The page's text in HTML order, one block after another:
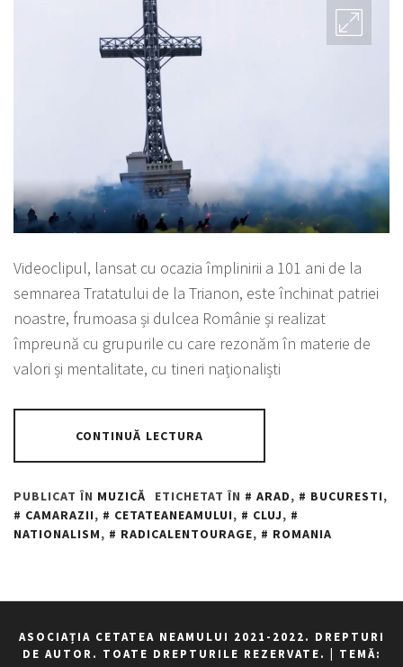
Videoclipul, lansat cu ocazia împlinirii a 101 ani de la
semnarea Tratatului de la Trianon, este închinat patriei
noastre, frumoasa și dulcea Românie și realizat
împreună cu grupurile cu care rezonăm în materie de
valori și mentalitate, cu tineri naționaliști
CONTINUĂ LECTURA
PUBLICAT ÎN MUZICĂ ETICHETAT ÎN ARAD, BUCURESTI,
CAMARAZII, CETATEANEAMULUI, CLUJ,
NATIONALISM, RADICALENTOURAGE, ROMANIA
ASOCIAȚIA CETATEA NEAMULUI 2021-2022. DREPTURI
DE AUTOR. TOATE DREPTURILE REZERVATE.
TEMĂ: